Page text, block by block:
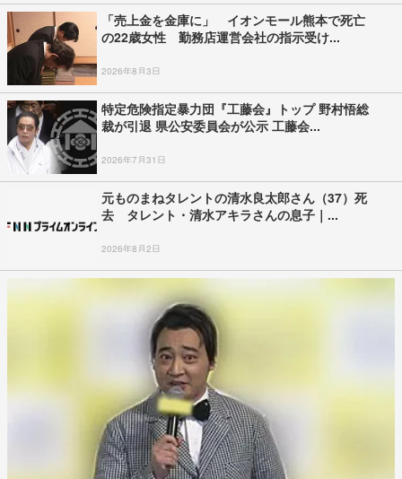
「売上金を金庫に」 イオンモール熊本で死亡
の22歳女性 勤務店運営会社の指示受け...
2026年8月3日
特定危険指定暴力団『工藤会』トップ 野村悟総
裁が引退 県公安委員会が公示 工藤会...
2026年7月31日
元ものまねタレントの清水良太郎さん（37）死
去 タレント・清水アキラさんの息子｜...
2026年8月2日